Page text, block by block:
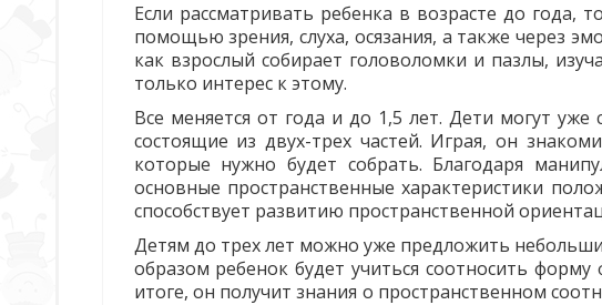
Если рассматривать ребенка в возрасте до
помощью зрения, слуха, осязания, а также через
как взрослый собирает головоломки и пазлы,
только интерес к этому.
Все меняется от года и до 1,5 лет. Дети могут
состоящие из двух-трех частей. Играя, он
которые нужно будет собрать. Благодаря
основные пространственные характеристики
способствует развитию пространственной
Детям до трех лет можно уже предложить
образом ребенок будет учиться соотносить
итоге, он получит знания о пространственном